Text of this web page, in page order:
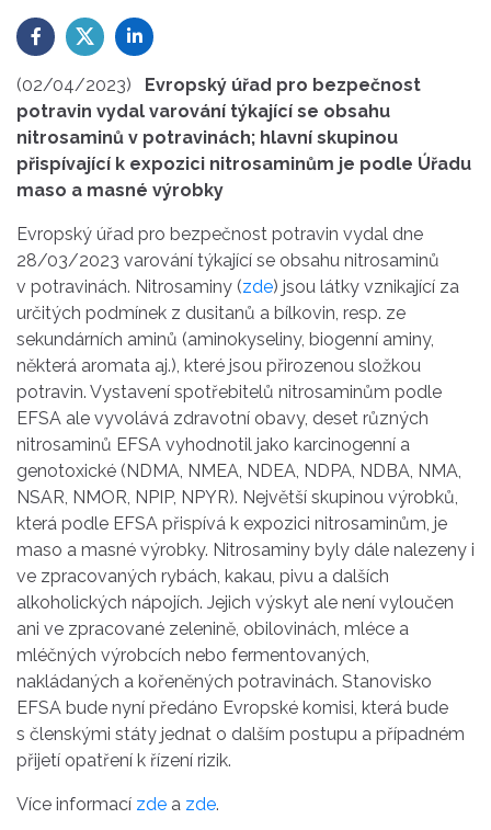
(02/04/2023) Evropský úřad pro bezpečnost
potravin vydal varování týkající se obsahu
nitrosaminů v potravinách; hlavní skupinou
přispívající k expozici nitrosaminům je podle Úřadu
maso a masné výrobky
Evropský úřad pro bezpečnost potravin vydal dne
28/03/2023 varování týkající se obsahu nitrosaminů
v potravinách. Nitrosaminy (zde) jsou látky vznikající za
určitých podmínek z dusitanů a bílkovin, resp. ze
sekundárních aminů (aminokyseliny, biogenní aminy,
některá aromata aj.), které jsou přirozenou složkou
potravin. Vystavení spotřebitelů nitrosaminům podle
EFSA ale vyvolává zdravotní obavy, deset různých
nitrosaminů EFSA vyhodnotil jako karcinogenní a
genotoxické (NDMA, NMEA, NDEA, NDPA, NDBA, NMA,
NSAR, NMOR, NPIP, NPYR). Největší skupinou výrobků,
která podle EFSA přispívá k expozici nitrosaminům, je
maso a masné výrobky. Nitrosaminy byly dále nalezeny i
ve zpracovaných rybách, kakau, pivu a dalších
alkoholických nápojích. Jejich výskyt ale není vyloučen
ani ve zpracované zelenině, obilovinách, mléce a
mléčných výrobcích nebo fermentovaných,
nakládaných a kořeněných potravinách. Stanovisko
EFSA bude nyní předáno Evropské komisi, která bude
s členskými státy jednat o dalším postupu a případném
přijetí opatření k řízení rizik.
Více informací zde a zde.